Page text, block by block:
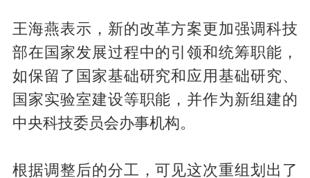
王海燕表示，新的改革方案更加强调科技
部在国家发展过程中的引领和统筹职能，
如保留了国家基础研究和应用基础研究、
国家实验室建设等职能，并作为新组建的
中央科技委员会办事机构。
根据调整后的分工，可见这次重组划出了